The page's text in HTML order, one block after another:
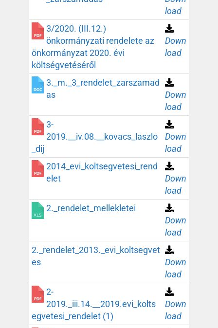
load
3/2020. (III.12.)
önkormányzati rendelete az
önkormányzat 2020. évi
költségvetéséről
Down
load
3._m._3_rendelet_zarszamad
as
Down
load
3-
2019.__iv.08.__kovacs_laszlo
_dij
Down
load
2014_evi_koltsegvetesi_rend
elet
Down
load
2._rendelet_mellekletei
Down
load
2._rendelet_2013._evi_koltsegvet
es
Down
load
2-
2019._iii.14.__2019.evi_kolts
egvetesi_rendelet (1)
Down
load